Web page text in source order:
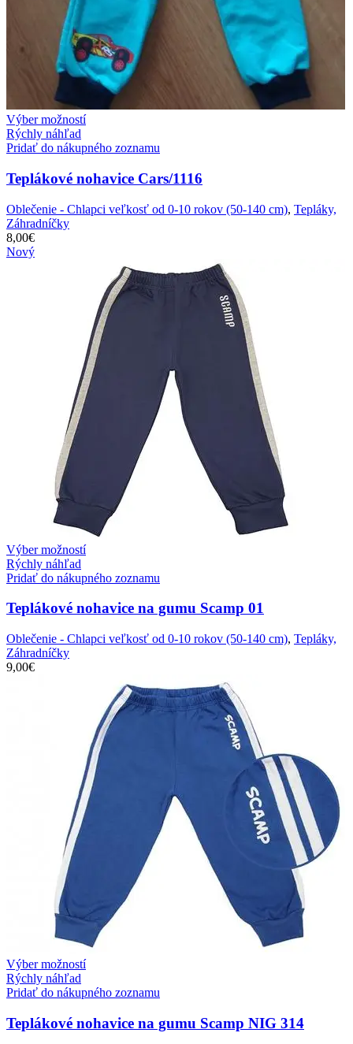
Výber možností
Rýchly náhľad
Pridať do nákupného zoznamu
Teplákové nohavice Cars/1116
Oblečenie - Chlapci veľkosť od 0-10 rokov (50-140 cm), Tepláky,
Záhradníčky
8,00€
Nový
Výber možností
Rýchly náhľad
Pridať do nákupného zoznamu
Teplákové nohavice na gumu Scamp 01
Oblečenie - Chlapci veľkosť od 0-10 rokov (50-140 cm), Tepláky,
Záhradníčky
9,00€
Výber možností
Rýchly náhľad
Pridať do nákupného zoznamu
Teplákové nohavice na gumu Scamp NIG 314